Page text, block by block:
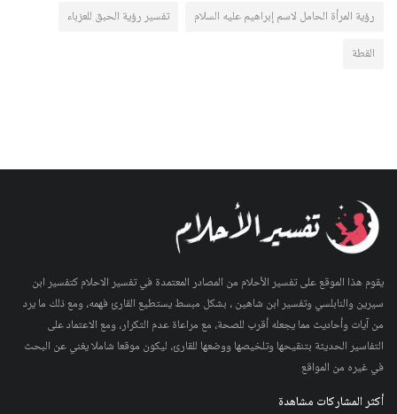
رؤية المرأة الحامل لاسم إبراهيم عليه السلام
تفسير رؤية الحبق للعزباء
القطة
يقوم هذا الموقع على تفسير الأحلام من المصادر المعتمدة في تفسير الاحلام كتفسير ابن
سيرين والنابلسي وتفسير ابن شاهين ، بشكل مبسط يستطيع القارئ فهمه، ومع ذلك ما يرد
من آيات وأحاديث مما يجعله أقرب للصحة، مع مراعاة عدم التكرار، ومع الاعتماد على
التفاسير الحديثة بتنقيحها وتلخيصها ووضعها للقارئ، ليكون موقعا شاملا يغني عن البحث
في غيره من المواقع
أكثر المشاركات مشاهدة